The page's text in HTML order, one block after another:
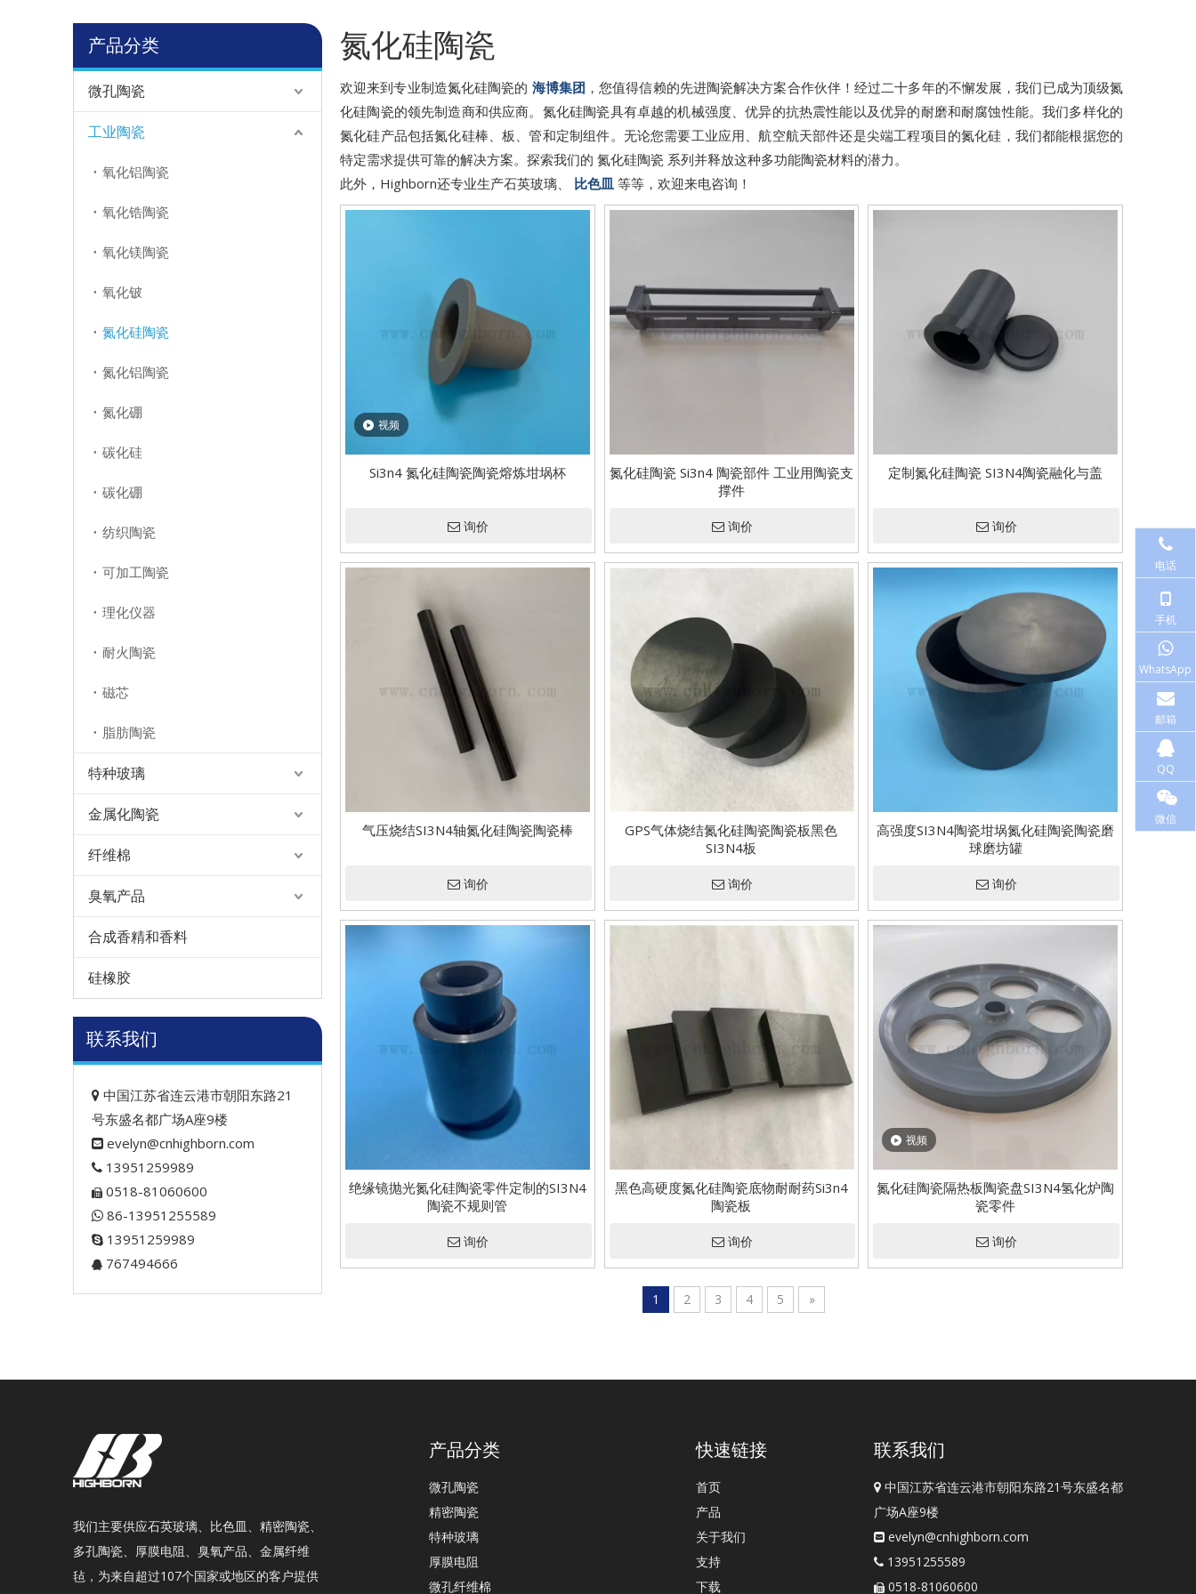
产品分类
微孔陶瓷
工业陶瓷
氧化铝陶瓷
氧化锆陶瓷
氧化镁陶瓷
氧化铍
氮化硅陶瓷
氮化铝陶瓷
氮化硼
碳化硅
碳化硼
纺织陶瓷
可加工陶瓷
理化仪器
耐火陶瓷
磁芯
脂肪陶瓷
特种玻璃
金属化陶瓷
纤维棉
臭氧产品
合成香精和香料
硅橡胶
联系我们
 中国江苏省连云港市朝阳东路21
号东盛名都广场A座9楼
 evelyn@cnhighborn.com
 13951259989
 0518-81060600
 86-13951255589
 13951259989
 767494666
氮化硅陶瓷
欢迎来到专业制造氮化硅陶瓷的 海博集团 ，您值得信赖的先进陶瓷解决方案合作伙伴！经过二十多年的不懈发展，我们已成为顶级氮
化硅陶瓷的领先制造商和供应商。氮化硅陶瓷具有卓越的机械强度、优异的抗热震性能以及优异的耐磨和耐腐蚀性能。我们多样化的
氮化硅产品包括氮化硅棒、板、管和定制组件。无论您需要工业应用、航空航天部件还是尖端工程项目的氮化硅，我们都能根据您的
特定需求提供可靠的解决方案。探索我们的 氮化硅陶瓷 系列并释放这种多功能陶瓷材料的潜力。
此外，Highborn还专业生产石英玻璃、 比色皿 等等，欢迎来电咨询！
视频
Si3n4 氮化硅陶瓷陶瓷熔炼坩埚杯
询价
氮化硅陶瓷 Si3n4 陶瓷部件 工业用陶瓷支
撑件
询价
定制氮化硅陶瓷 SI3N4陶瓷融化与盖
询价
气压烧结SI3N4轴氮化硅陶瓷陶瓷棒
询价
GPS气体烧结氮化硅陶瓷陶瓷板黑色
SI3N4板
询价
高强度SI3N4陶瓷坩埚氮化硅陶瓷陶瓷磨
球磨坊罐
询价
绝缘镜抛光氮化硅陶瓷零件定制的SI3N4
陶瓷不规则管
询价
黑色高硬度氮化硅陶瓷底物耐耐药Si3n4
陶瓷板
询价
视频
氮化硅陶瓷隔热板陶瓷盘SI3N4氢化炉陶
瓷零件
询价
1 2 3 4 5 »
我们主要供应石英玻璃、比色皿、精密陶瓷、
多孔陶瓷、厚膜电阻、臭氧产品、金属纤维
毡，为来自超过107个国家或地区的客户提供
产品分类
微孔陶瓷
精密陶瓷
特种玻璃
厚膜电阻
微孔纤维棉
快速链接
首页
产品
关于我们
支持
下载
联系我们
 中国江苏省连云港市朝阳东路21号东盛名都
广场A座9楼
 evelyn@cnhighborn.com
 13951255589
 0518-81060600
电话
手机
WhatsApp
邮箱
QQ
微信